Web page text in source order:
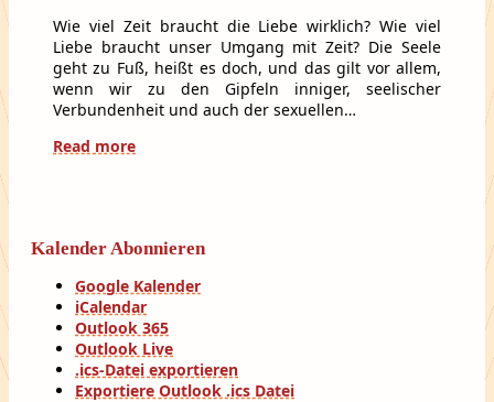
Wie viel Zeit braucht die Liebe wirklich? Wie viel
Liebe braucht unser Umgang mit Zeit? Die Seele
geht zu Fuß, heißt es doch, und das gilt vor allem,
wenn wir zu den Gipfeln inniger, seelischer
Verbundenheit und auch der sexuellen…
Read more
Kalender Abonnieren
Google Kalender
iCalendar
Outlook 365
Outlook Live
.ics-Datei exportieren
Exportiere Outlook .ics Datei